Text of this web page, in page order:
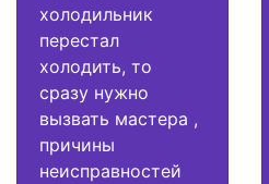
холодильник
перестал
холодить, то
сразу нужно
вызвать мастера ,
причины
неисправностей